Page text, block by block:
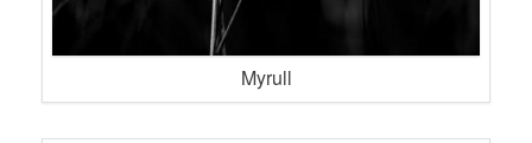
Myrull